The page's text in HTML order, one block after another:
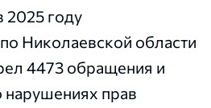
2025 году
Николаевской области
4473 обращения и
прав